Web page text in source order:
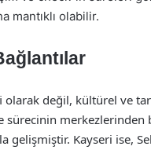
mantıklı olabilir.
olarak değil, kültürel ve
sürecinin
gelişmiştir. Kayseri ise,